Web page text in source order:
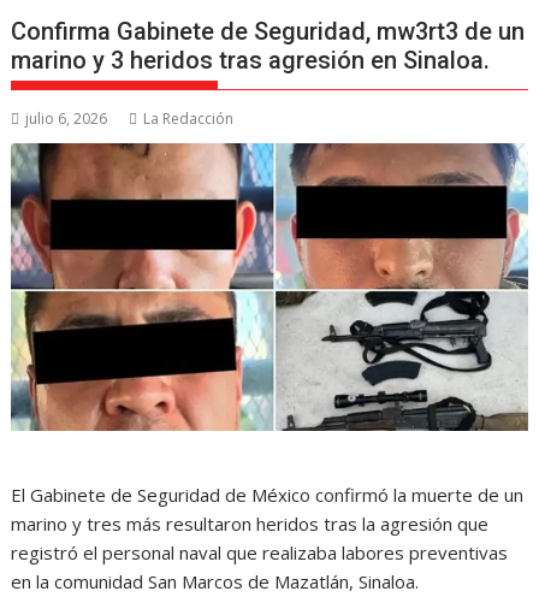
Confirma Gabinete de Seguridad, mw3rt3 de un
marino y 3 heridos tras agresión en Sinaloa.
julio 6, 2026 La Redacción
El Gabinete de Seguridad de México confirmó la muerte de un
marino y tres más resultaron heridos tras la agresión que
registró el personal naval que realizaba labores preventivas
en la comunidad San Marcos de Mazatlán, Sinaloa.